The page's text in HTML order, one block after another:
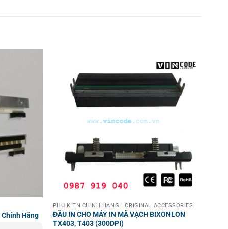
toàn với adapter máy POS Sunmi T2 chất lượng cao
Hãng
PHỤ KIỆN CHÍNH HÃNG | ORIGINAL ACCESSORIES
ĐẦU IN CHO MÁY IN MÃ VẠCH BIXONLON
TX403, T403 (300DPI)